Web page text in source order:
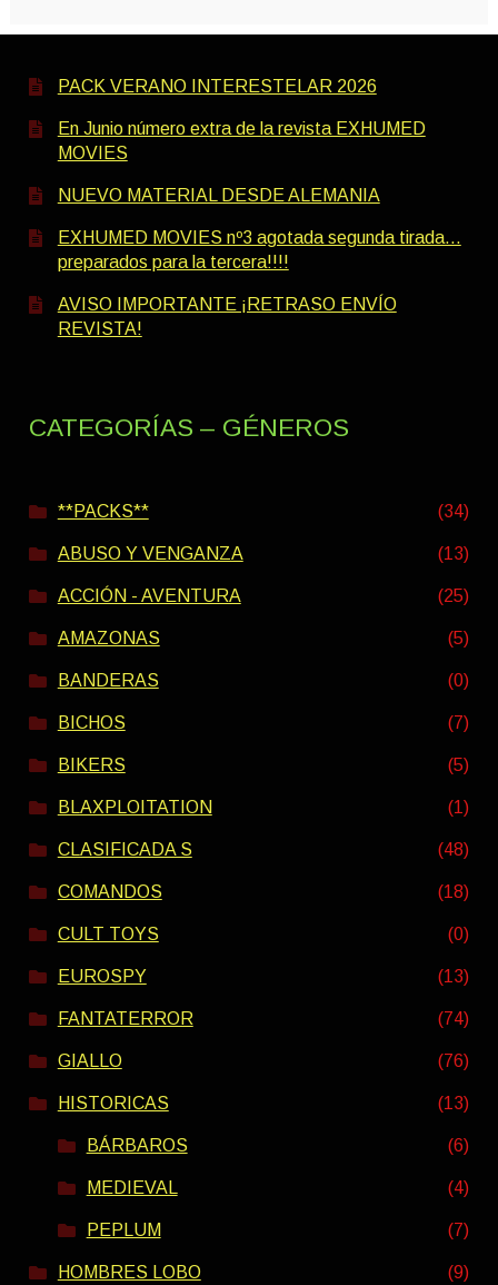
PACK VERANO INTERESTELAR 2026
En Junio número extra de la revista EXHUMED
MOVIES
NUEVO MATERIAL DESDE ALEMANIA
EXHUMED MOVIES nº3 agotada segunda tirada…
preparados para la tercera!!!!
AVISO IMPORTANTE ¡RETRASO ENVÍO
REVISTA!
CATEGORÍAS – GÉNEROS
**PACKS** (34)
ABUSO Y VENGANZA (13)
ACCIÓN - AVENTURA (25)
AMAZONAS (5)
BANDERAS (0)
BICHOS (7)
BIKERS (5)
BLAXPLOITATION (1)
CLASIFICADA S (48)
COMANDOS (18)
CULT TOYS (0)
EUROSPY (13)
FANTATERROR (74)
GIALLO (76)
HISTORICAS (13)
BÁRBAROS (6)
MEDIEVAL (4)
PEPLUM (7)
HOMBRES LOBO (9)